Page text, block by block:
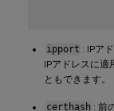
ipport : IPア
IPアドレスに適
ともできます。
certhash : 前